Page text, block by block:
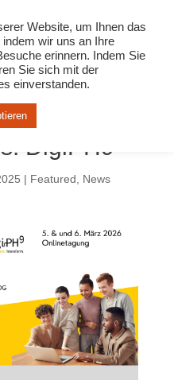
DigiPH9
| Featured News
Website, um Ihnen das
wir uns an Ihre
erinnern. Indem Sie
Sie sich mit der
einverstanden.